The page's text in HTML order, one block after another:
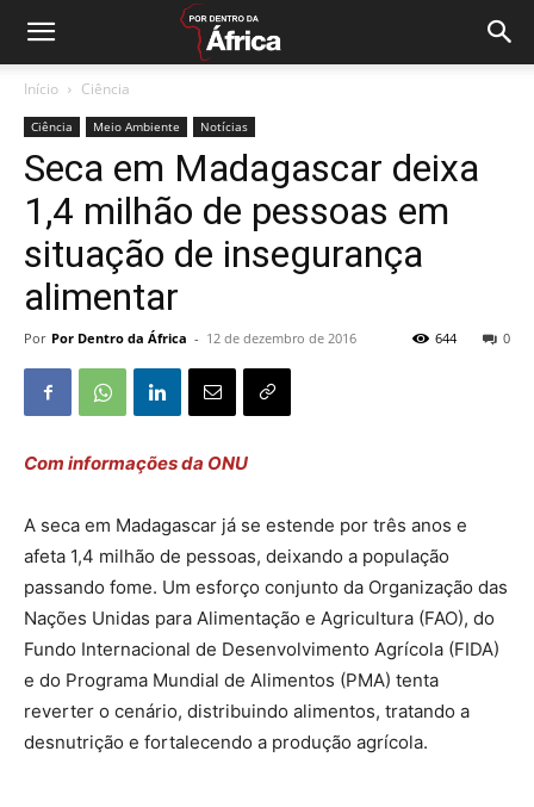
Início Ciência
Ciência Meio Ambiente Notícias
Seca em Madagascar deixa
1,4 milhão de pessoas em
situação de insegurança
alimentar
Por Por Dentro da África - 12 de dezembro de 2016 0
644
Com informações da ONU
A seca em Madagascar já se estende por três anos e
afeta 1,4 milhão de pessoas, deixando a população
passando fome. Um esforço conjunto da Organização das
Nações Unidas para Alimentação e Agricultura (FAO), do
Fundo Internacional de Desenvolvimento Agrícola (FIDA)
e do Programa Mundial de Alimentos (PMA) tenta
reverter o cenário, distribuindo alimentos, tratando a
desnutrição e fortalecendo a produção agrícola.